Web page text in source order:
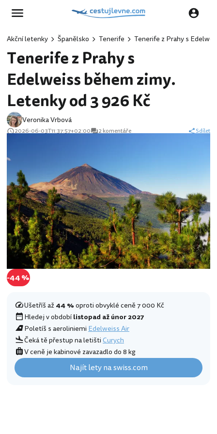
Akční letenky Španělsko Tenerife Tenerife z Prahy s
Tenerife z Prahy s
Edelweiss během zimy.
Letenky od 3 926 Kč
Veronika Vrbová
2026-06-03T11:37:57+02:00 2 komentáře Sdílet
-44 %
Ušetříš až44 %oproti obvyklé ceně 7 000 Kč
Hledej v obdobílistopad až únor 2027
Poletíš s aeroliniemiEdelweiss Air
Čeká tě přestup na letištiCurych
V ceně je kabinové zavazadlo do 8 kg
Najít lety na swiss.com